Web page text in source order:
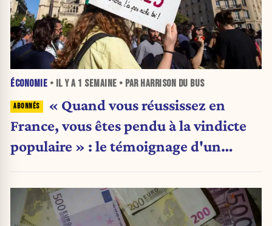
ÉCONOMIE • IL Y A 1 SEMAINE • PAR HARRISON DU BUS
« Quand vous réussissez en
France, vous êtes pendu à la vindicte
populaire » : le témoignage d'un